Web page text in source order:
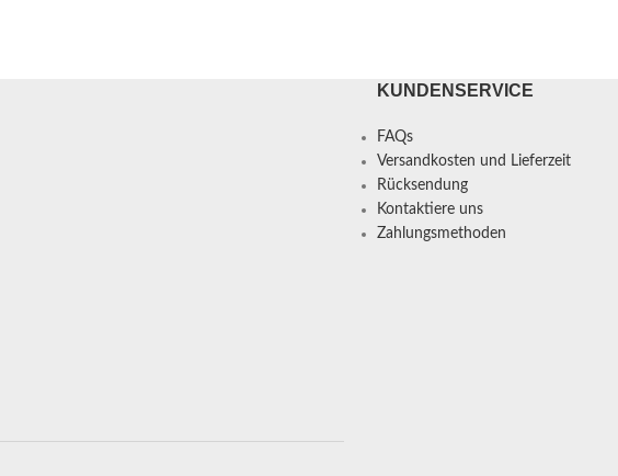
KUNDENSERVICE
FAQs
Versandkosten und Lieferzeit
Rücksendung
Kontaktiere uns
Zahlungsmethoden